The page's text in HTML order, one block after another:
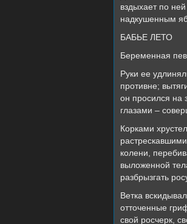
вздыхает по
надкушенным
БАБЬЕ ЛЕТО
Беременная
Руки ее
противне;
он просился на
глазами –
Корками
колени,
выложенной
разбрызгать
Ветка
отточенные
свой росчерк,